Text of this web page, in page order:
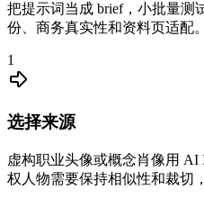
把提示词当成 brief，小批量测
份、商务真实性和资料页适配。
1
选择来源
虚构职业头像或概念肖像用 AI
权人物需要保持相似性和裁切，